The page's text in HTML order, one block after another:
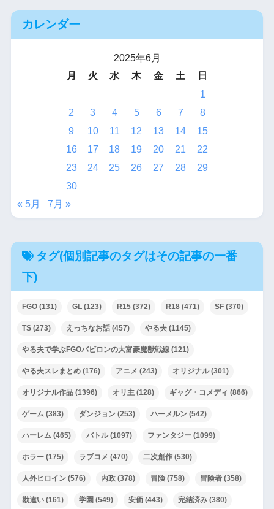
カレンダー
2025年6月
月
火 水 木 金 土
日
1
2
3 4 5 6 7
8
9
10 11 12 13 14
15
16
17 18 19 20 21
22
23
24 25 26 27 28
29
30
« 5月
7月 »
タグ(個別記事のタグはその記事の一番
下)
FGO(131) GL(123) R15(372) R18(471) SF(370)
TS(273) えっちなお話(457) やる夫(1145)
やる夫で学ぶFGOバビロンの大富豪魔獣戦線(121)
やる夫スレまとめ(176) アニメ (243) オリジナル(301)
オリジナル作品(1396) オリ主(128) ギャグ・コメディ (866)
ゲーム(383) ダンジョン(253) ハーメルン(542)
ハーレム(465) バトル(1097) ファンタジー(1099)
ホラー(175) ラブコメ (470) 二次創作(530)
人外ヒロイン(576) 内政(378) 冒険(758) 冒険者(358)
勘違い(161) 学園 (549) 安価(443) 完結済み(380)